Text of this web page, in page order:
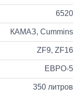
на КАМАЗ
35 000
1 день
кабину
6520
КАМАЗ, Cummins
ZF9, ZF16
ЕВРО-5
350 литров